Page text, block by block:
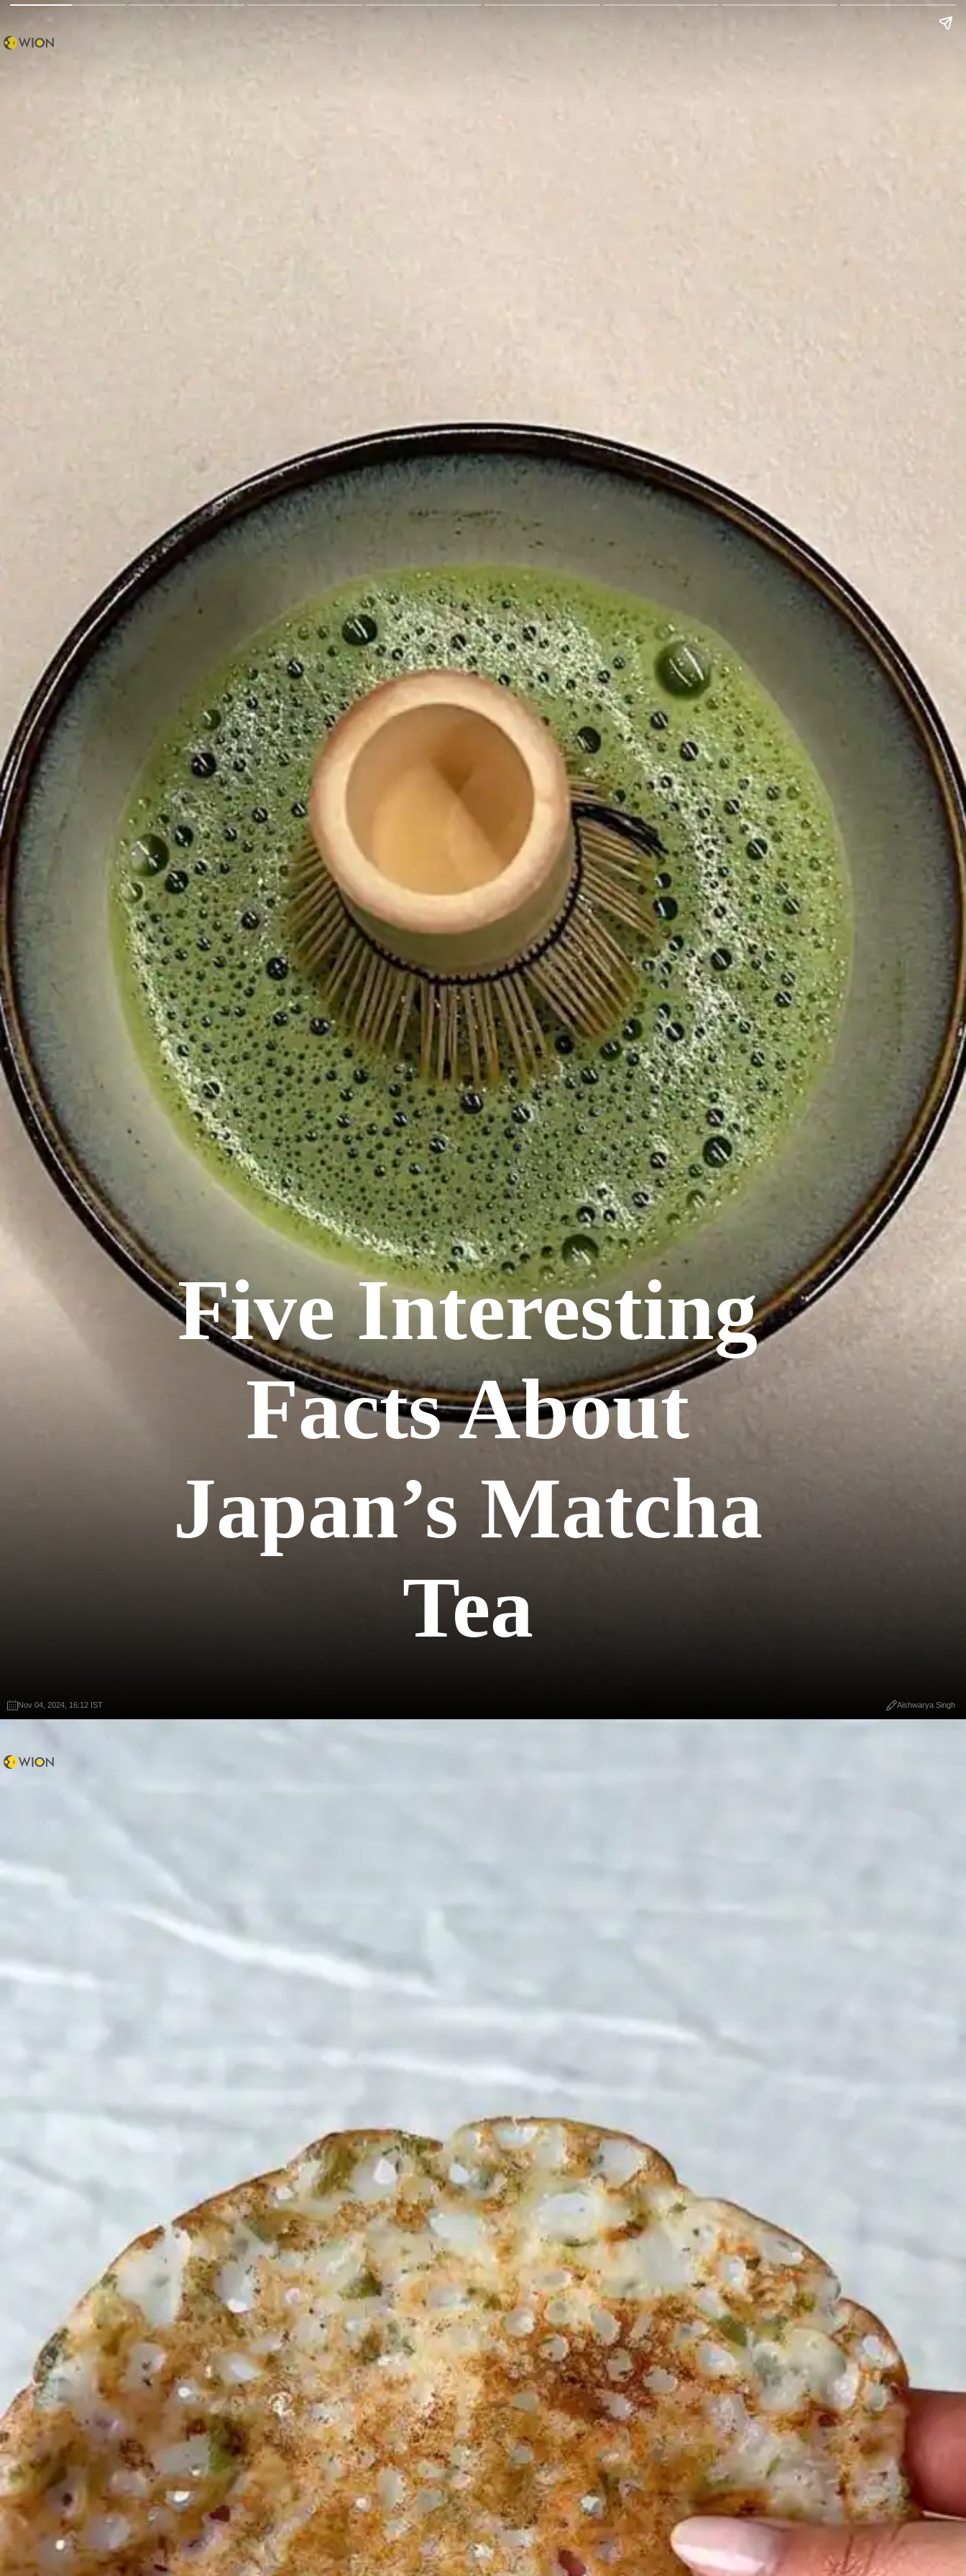
Five Interesting
Facts About
Japan’s Matcha
Tea
Nov 04, 2024, 16:12 IST Aishwarya Singh